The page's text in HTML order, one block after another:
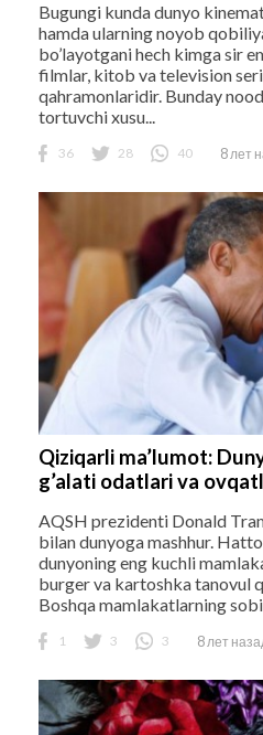
Bugungi kunda dunyo
hamda ularning noyob
bo’layotgani hech kimga sir
filmlar, kitob va television
qahramonlaridir. Bunday
tortuvchi xusu...
36 28 40 8 лет
Qiziqarli ma’lumot:
g’alati odatlari va
AQSH prezidenti Donald
bilan dunyoga mashhur.
dunyoning eng kuchli
burger va kartoshka tanovul
Boshqa mamlakatlarning
1 3 3 8 лет